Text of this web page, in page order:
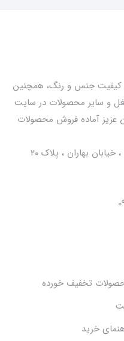
کیفیت جنس و رنگ، همچنین
و سایر محصولات در سایت
عزیز آماده فروش محصولات
آدرس: تهران ، شاهد شهر ، شهرک لاله ، خیابان بهاران ، پلاک ۲۰
تخفیف خورده
خرید